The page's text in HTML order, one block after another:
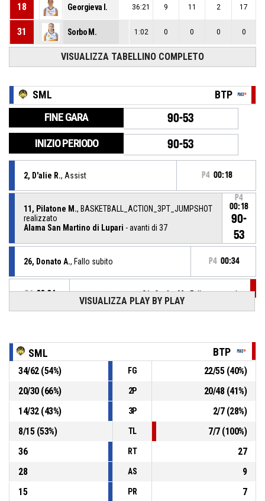
18 Georgieva I. 36:21 9 11 2 17
31 Sorbo M. 1:02 0 0 0 0
VISUALIZZA TABELLINO COMPLETO
SML BTP
FINE GARA 90-53
INIZIO PERIODO 90-53
2, D'alie R., Assist P4 00:18
11, Pilatone M., BASKETBALL_ACTION_3PT_JUMPSHOT
realizzato
Alama San Martino di Lupari - avanti di 37
P4
00:18
90-
53
26, Donato A., Fallo subito P4 00:34
P4 00:34 31, Sorbo M., Fallo personale
P4 00:47 3, Cupido R., 2 Punti - In appoggio sbagliato
P4 01:02 22, Evangelista F. , Sostituzione - Esce
P4 01:02 31, Sorbo M. , Sostituzione - Entra
VISUALIZZA PLAY BY PLAY
SML BTP
34/62(54%) FG 22/55(40%)
20/30(66%) 2P 20/48(41%)
14/32(43%) 3P 2/7(28%)
8/15(53%) TL 7/7(100%)
36
RT
27
28
AS
9
15
PR
7